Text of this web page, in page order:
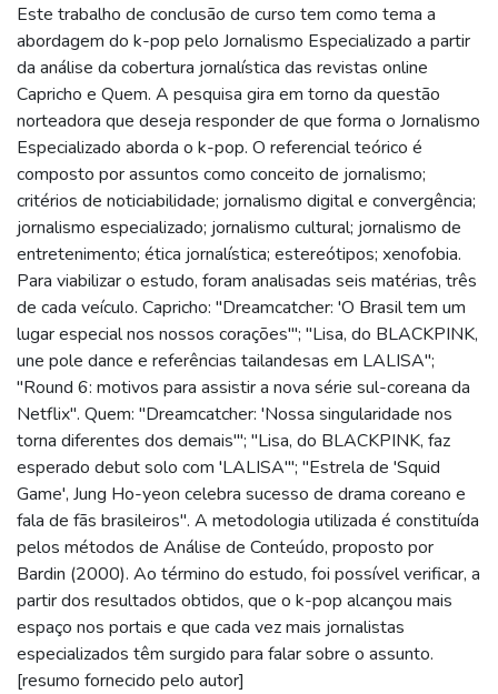
Este trabalho de conclusão de curso tem como tema a
abordagem do k-pop pelo Jornalismo Especializado a partir
da análise da cobertura jornalística das revistas online
Capricho e Quem. A pesquisa gira em torno da questão
norteadora que deseja responder de que forma o Jornalismo
Especializado aborda o k-pop. O referencial teórico é
composto por assuntos como conceito de jornalismo;
critérios de noticiabilidade; jornalismo digital e convergência;
jornalismo especializado; jornalismo cultural; jornalismo de
entretenimento; ética jornalística; estereótipos; xenofobia.
Para viabilizar o estudo, foram analisadas seis matérias, três
de cada veículo. Capricho: "Dreamcatcher: 'O Brasil tem um
lugar especial nos nossos corações'''; "Lisa, do BLACKPINK,
une pole dance e referências tailandesas em LALISA";
"Round 6: motivos para assistir a nova série sul-coreana da
Netflix". Quem: "Dreamcatcher: 'Nossa singularidade nos
torna diferentes dos demais'''; "Lisa, do BLACKPINK, faz
esperado debut solo com 'LALISA'''; "Estrela de 'Squid
Game', Jung Ho-yeon celebra sucesso de drama coreano e
fala de fãs brasileiros". A metodologia utilizada é constituída
pelos métodos de Análise de Conteúdo, proposto por
Bardin (2000). Ao término do estudo, foi possível verificar, a
partir dos resultados obtidos, que o k-pop alcançou mais
espaço nos portais e que cada vez mais jornalistas
especializados têm surgido para falar sobre o assunto.
[resumo fornecido pelo autor]